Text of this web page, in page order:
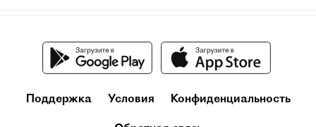
Поддержка Условия Конфиденциальность